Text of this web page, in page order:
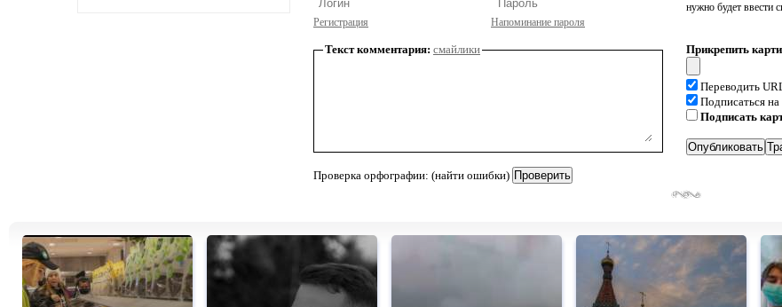
Регистрация Напоминание пароля
нужно будет ввести
Текст комментария: смайлики
Проверка орфографии: (найти ошибки)
Прикрепить
Переводить
Подписаться
Подписать